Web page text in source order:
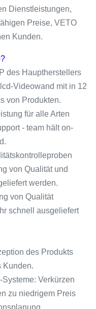
Dienstleistungen,
Preise, VETO
Kunden.
des Hauptherstellers
Videowand mit in 12
von Produkten.
für alle Arten
- team hält on-
von Qualität und
werden.
von Qualität
schnell ausgeliefert
des Produkts
Kunden.
Verkürzen
zu niedrigem Preis